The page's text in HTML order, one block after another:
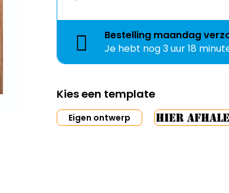
Bestellingmaandag
Je hebt nog3 uur 18
Eigen ontwerp